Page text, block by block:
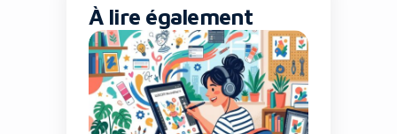
À lire également